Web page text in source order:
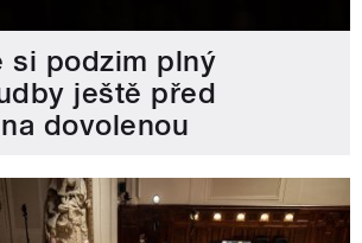
si podzim plný
ještě před
dovolenou